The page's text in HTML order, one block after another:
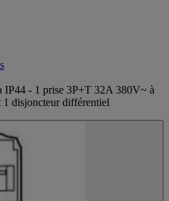
IP44 - 1 prise 3P+T 32A 380V~ à
disjoncteur différentiel